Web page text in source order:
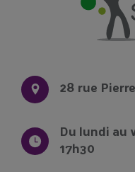
28 rue
Du lundi au
17h30